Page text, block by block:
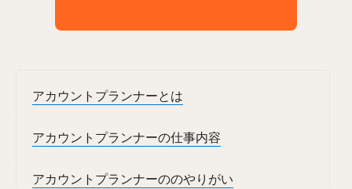
アカウントプランナーとは
アカウントプランナーの仕事内容
アカウントプランナーののやりがい